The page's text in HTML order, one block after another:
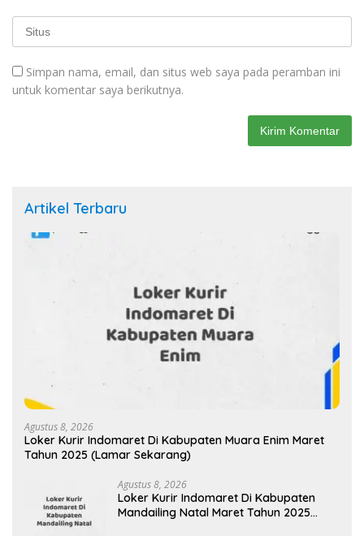
Simpan nama, email, dan situs web saya pada peramban ini
untuk komentar saya berikutnya.
Artikel Terbaru
Agustus 8, 2026
Loker Kurir Indomaret Di Kabupaten Muara Enim Maret
Tahun 2025 (Lamar Sekarang)
Agustus 8, 2026
Loker Kurir Indomaret Di Kabupaten
Mandailing Natal Maret Tahun 2025